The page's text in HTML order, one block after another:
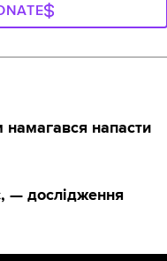
намагався напасти
— дослідження